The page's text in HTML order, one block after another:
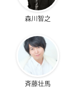
森川智之
斉藤壮馬